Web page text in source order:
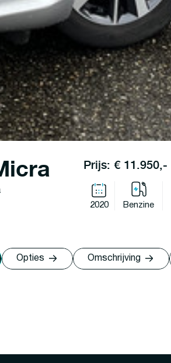
Prijs: € 11.950,-
2020 Benzine
Opties Omschrijving